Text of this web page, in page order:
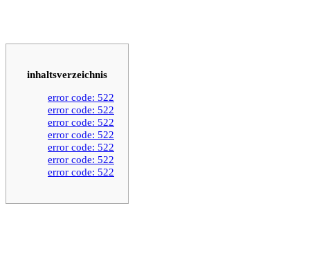
inhaltsverzeichnis
error code: 522
error code: 522
error code: 522
error code: 522
error code: 522
error code: 522
error code: 522